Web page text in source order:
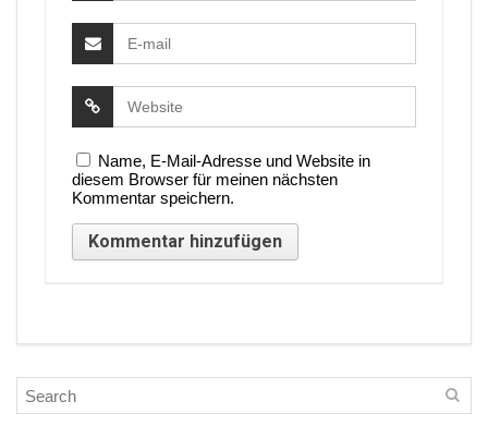
Name, E-Mail-Adresse und Website in
diesem Browser für meinen nächsten
Kommentar speichern.